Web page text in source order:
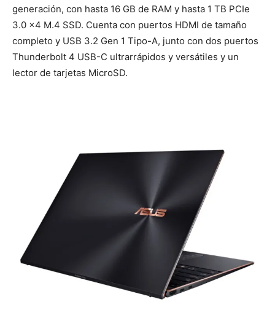
generación, con hasta 16 GB de RAM y hasta 1 TB PCIe
3.0 x4 M.4 SSD. Cuenta con puertos HDMI de tamaño
completo y USB 3.2 Gen 1 Tipo-A, junto con dos puertos
Thunderbolt 4 USB-C ultrarrápidos y versátiles y un
lector de tarjetas MicroSD.